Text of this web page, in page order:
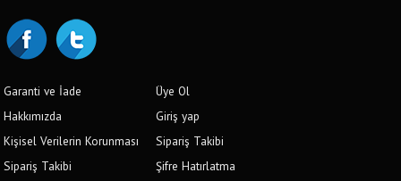
Garanti ve İade
Hakkımızda
Kişisel Verilerin Korunması
Sipariş Takibi
Üye Ol
Giriş yap
Sipariş Takibi
Şifre Hatırlatma